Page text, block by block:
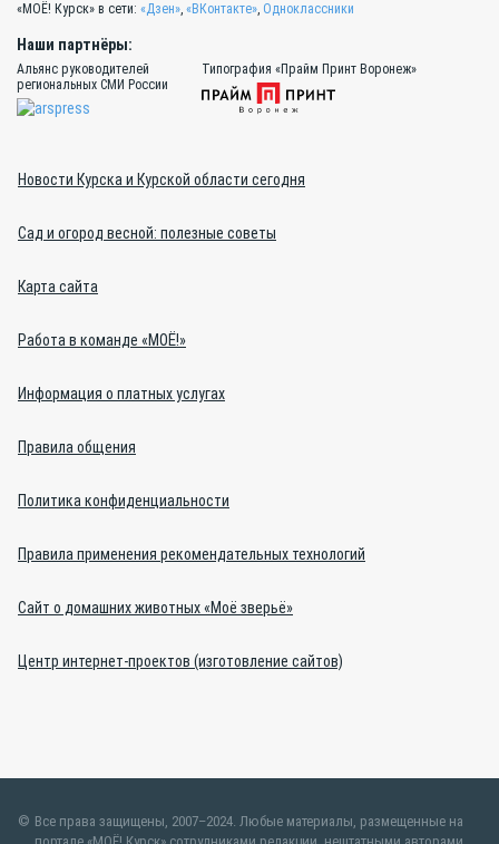
«МОЁ! Курск» в сети: «Дзен», «ВКонтакте», Одноклассники
Наши партнёры:
Альянс руководителей
региональных СМИ России
Типография «Прайм Принт Воронеж»
Новости Курска и Курской области сегодня
Сад и огород весной: полезные советы
Карта сайта
Работа в команде «МОЁ!»
Информация о платных услугах
Правила общения
Политика конфиденциальности
Правила применения рекомендательных технологий
Сайт о домашних животных «Моё зверьё»
Центр интернет-проектов (изготовление сайтов)
Все права защищены, 2007–2024. Любые материалы, размещенные на